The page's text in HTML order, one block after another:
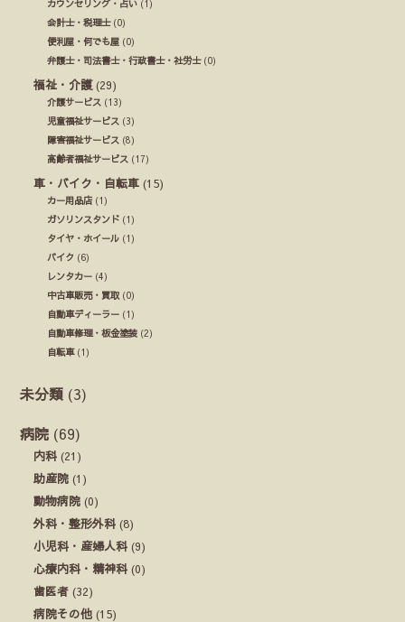
カウンセリング・占い (1)
会計士・税理士(0)
便利屋・何でも屋 (0)
弁護士・司法書士・行政書士・社労士(0)
福祉・介護(29)
介護サービス (13)
児童福祉サービス (3)
障害福祉サービス (8)
高齢者福祉サービス (17)
車・バイク・自転車 (15)
カー用品店 (1)
ガソリンスタンド (1)
タイヤ・ホイール (1)
バイク (6)
レンタカー (4)
中古車販売・買取 (0)
自動車ディーラー (1)
自動車修理・板金塗装 (2)
自転車(1)
未分類 (3)
病院 (69)
内科 (21)
助産院 (1)
動物病院 (0)
外科・整形外科 (8)
小児科・産婦人科 (9)
心療内科・精神科 (0)
歯医者 (32)
病院その他 (15)